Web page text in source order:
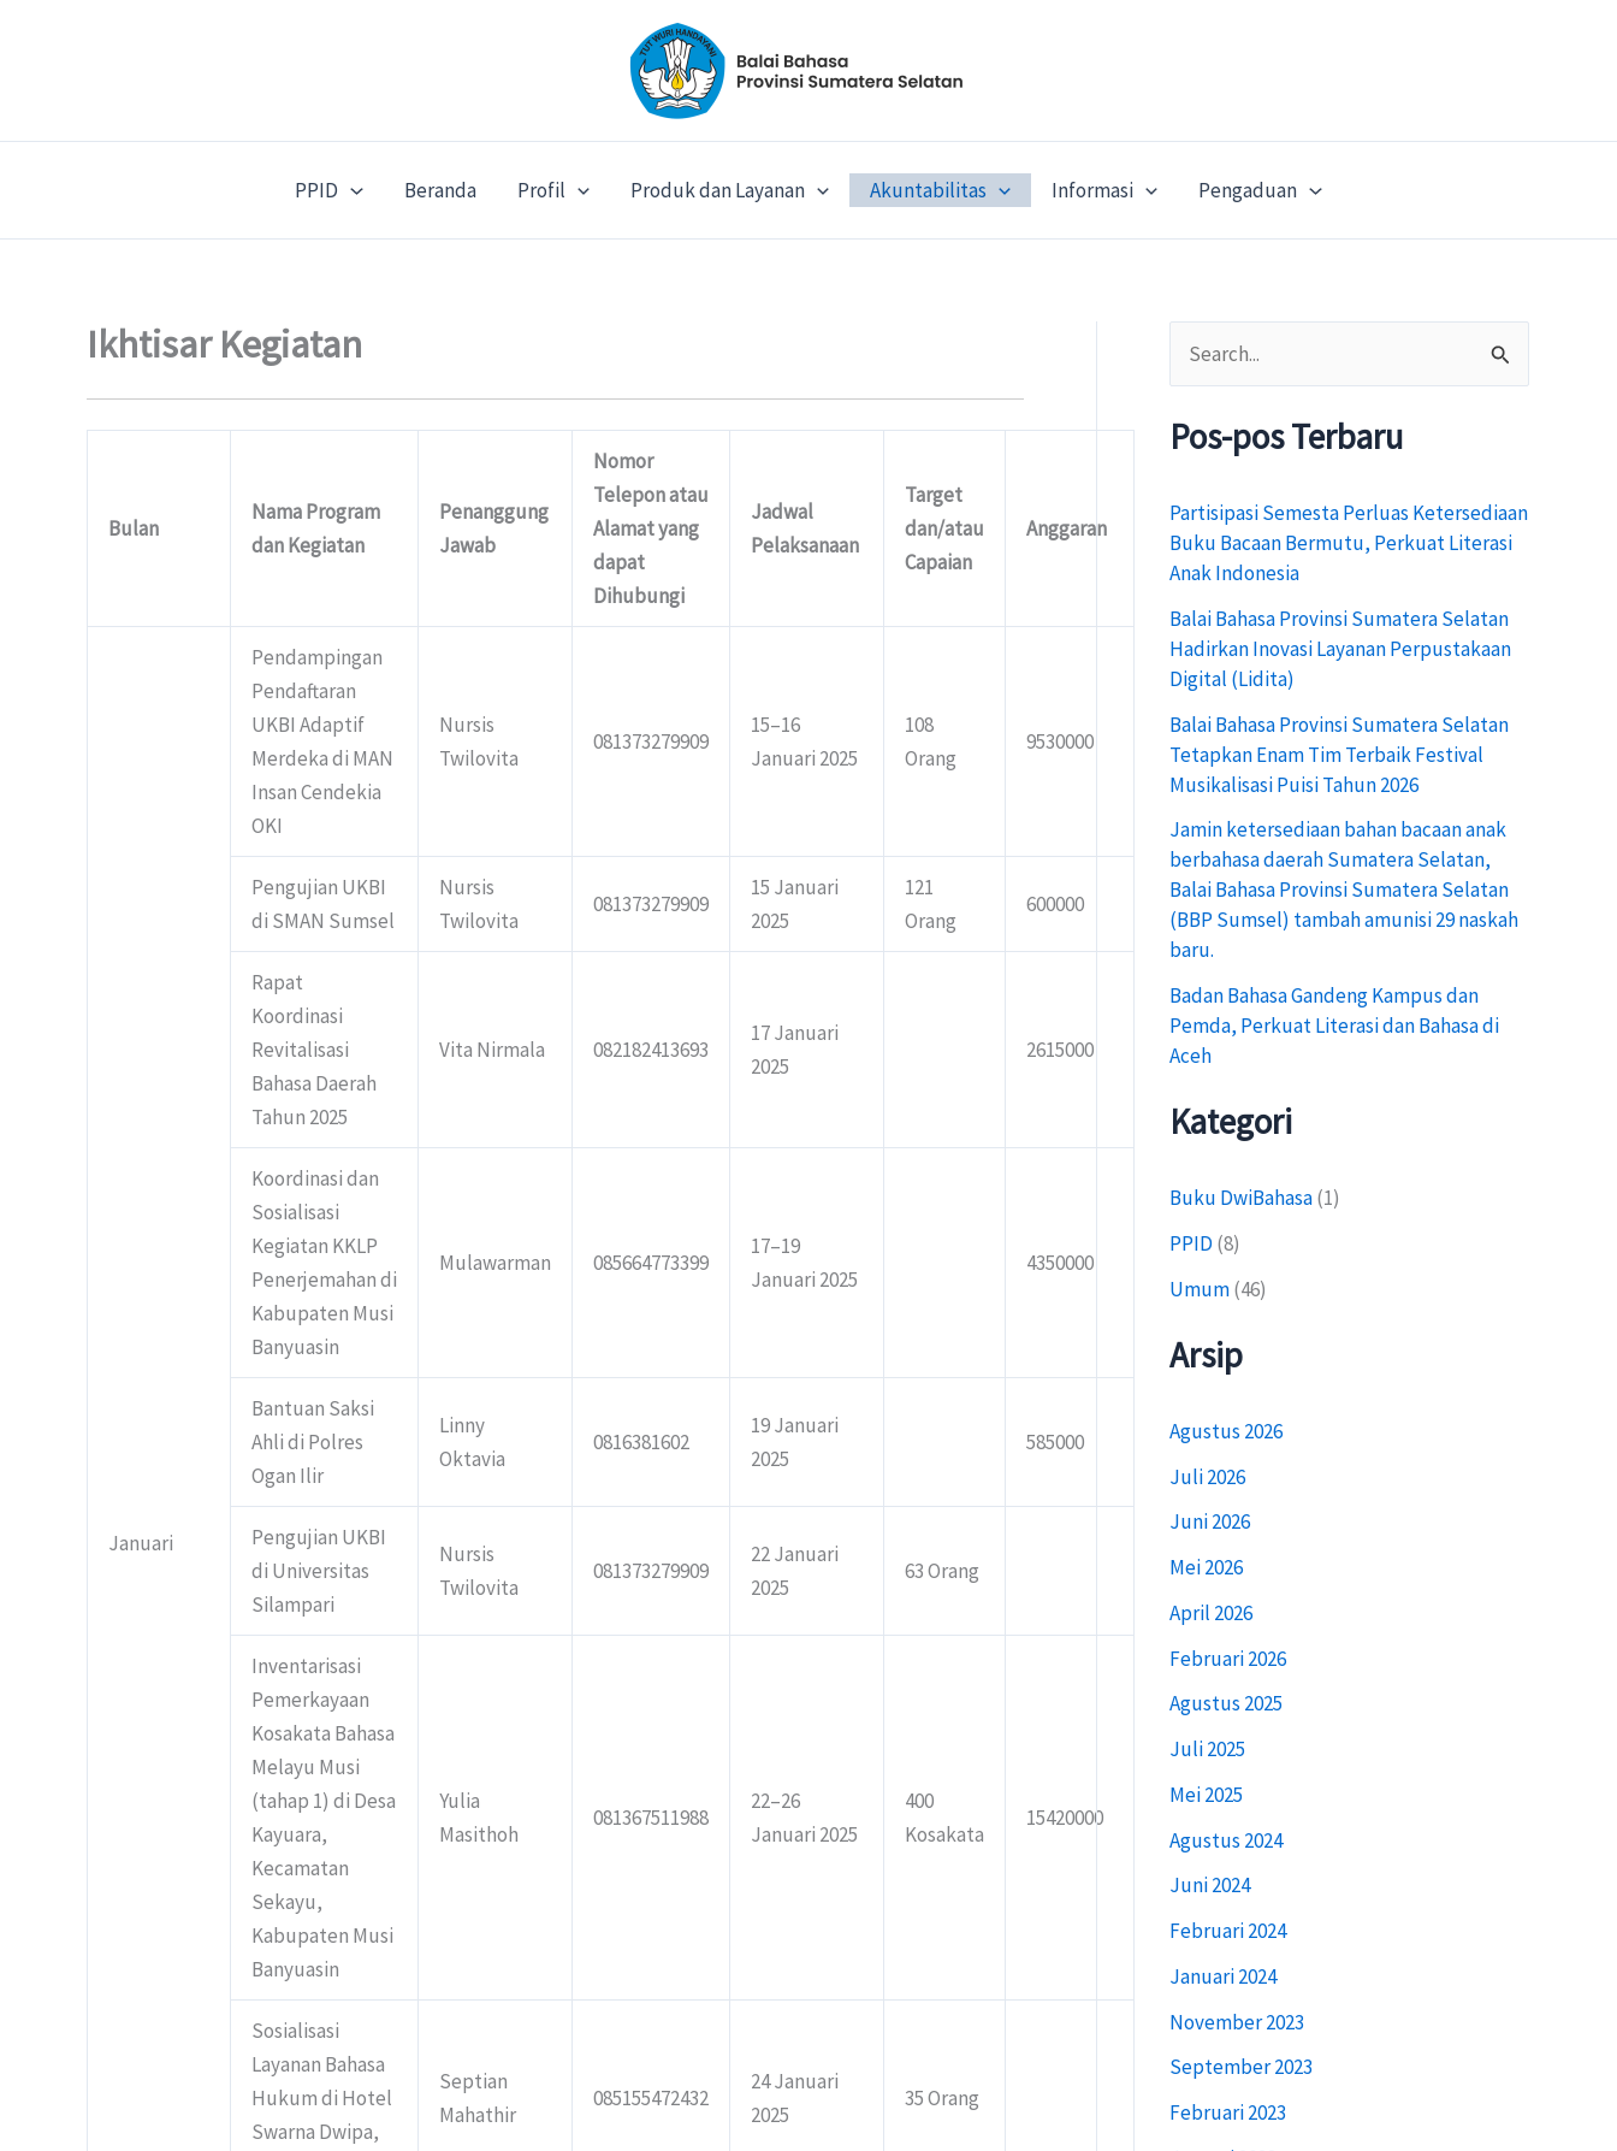
PPID Beranda Profil Produk dan Layanan Akuntabilitas Informasi Pengaduan
Ikhtisar Kegiatan
Bulan
Nama Program
dan Kegiatan
Penanggung
Jawab
Nomor
Telepon atau
Alamat yang
dapat
Dihubungi
Jadwal
Pelaksanaan
Target
dan/atau
Capaian
Anggaran
Januari
Pendampingan
Pendaftaran
UKBI Adaptif
Merdeka di MAN
Insan Cendekia
OKI
Nursis
Twilovita
081373279909
15–16
Januari 2025
108
Orang
9530000
Pengujian UKBI
di SMAN Sumsel
Nursis
Twilovita
081373279909
15 Januari
2025
121
Orang
600000
Rapat
Koordinasi
Revitalisasi
Bahasa Daerah
Tahun 2025
Vita Nirmala 082182413693
17 Januari
2025
2615000
Koordinasi dan
Sosialisasi
Kegiatan KKLP
Penerjemahan di
Kabupaten Musi
Banyuasin
Mulawarman 085664773399
17–19
Januari 2025
4350000
Bantuan Saksi
Ahli di Polres
Ogan Ilir
Linny
Oktavia
0816381602
19 Januari
2025
585000
Pengujian UKBI
di Universitas
Silampari
Nursis
Twilovita
081373279909
22 Januari
2025
63 Orang
Inventarisasi
Pemerkayaan
Kosakata Bahasa
Melayu Musi
(tahap 1) di Desa
Kayuara,
Kecamatan
Sekayu,
Kabupaten Musi
Banyuasin
Yulia
Masithoh
081367511988
22–26
Januari 2025
400
Kosakata
15420000
Sosialisasi
Layanan Bahasa
Hukum di Hotel
Swarna Dwipa,
Septian
Mahathir
085155472432
24 Januari
2025
35 Orang
u
n
t
u
k
:
Pos-pos Terbaru
Partisipasi Semesta Perluas Ketersediaan
Buku Bacaan Bermutu, Perkuat Literasi
Anak Indonesia
Balai Bahasa Provinsi Sumatera Selatan
Hadirkan Inovasi Layanan Perpustakaan
Digital (Lidita)
Balai Bahasa Provinsi Sumatera Selatan
Tetapkan Enam Tim Terbaik Festival
Musikalisasi Puisi Tahun 2026
Jamin ketersediaan bahan bacaan anak
berbahasa daerah Sumatera Selatan,
Balai Bahasa Provinsi Sumatera Selatan
(BBP Sumsel) tambah amunisi 29 naskah
baru.
Badan Bahasa Gandeng Kampus dan
Pemda, Perkuat Literasi dan Bahasa di
Aceh
Kategori
Buku DwiBahasa(1)
PPID (8)
Umum(46)
Arsip
Agustus 2026
Juli 2026
Juni 2026
Mei 2026
April 2026
Februari 2026
Agustus 2025
Juli 2025
Mei 2025
Agustus 2024
Juni 2024
Februari 2024
Januari 2024
November 2023
September 2023
Februari 2023